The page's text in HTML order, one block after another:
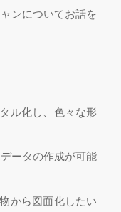
ンについてお話を
ル化し、色々な形
ータの作成が可能
から図面化したい